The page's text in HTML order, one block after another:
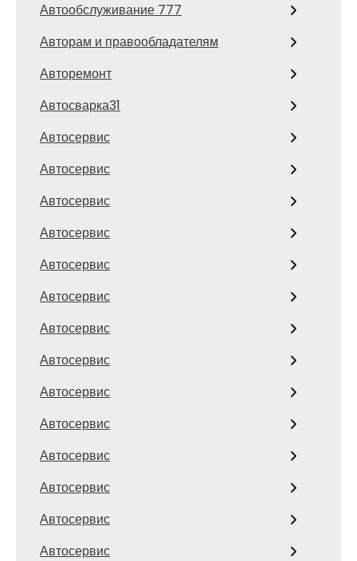
Автообслуживание 777
Авторам и правообладателям
Авторемонт
Автосварка31
Автосервис
Автосервис
Автосервис
Автосервис
Автосервис
Автосервис
Автосервис
Автосервис
Автосервис
Автосервис
Автосервис
Автосервис
Автосервис
Автосервис